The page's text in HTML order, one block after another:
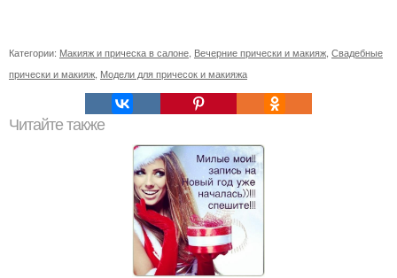
Категории: Макияж и прическа в салоне Вечерние прически и макияж Свадебные
прически и макияж Модели для причесок и макияжа
Читайте также